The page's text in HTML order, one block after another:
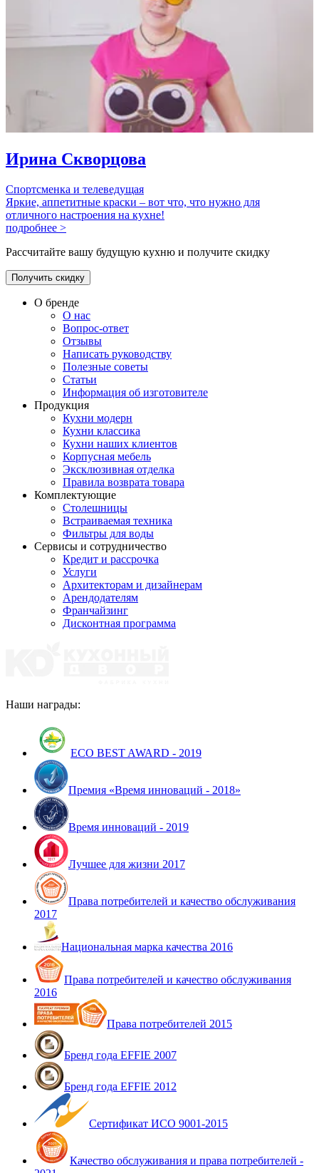
Ирина Скворцова
Спортсменка и телеведущая
Яркие, аппетитные краски – вот что, что нужно для
отличного настроения на кухне!
подробнее >
Рассчитайте вашу будущую кухню и получите скидку
Получить скидку
О бренде
О нас
Вопрос-ответ
Отзывы
Написать руководству
Полезные советы
Статьи
Информация об изготовителе
Продукция
Кухни модерн
Кухни классика
Кухни наших клиентов
Корпусная мебель
Эксклюзивная отделка
Правила возврата товара
Комплектующие
Столешницы
Встраиваемая техника
Фильтры для воды
Сервисы и сотрудничество
Кредит и рассрочка
Услуги
Архитекторам и дизайнерам
Арендодателям
Франчайзинг
Дисконтная программа
Наши награды:
ECO BEST AWARD - 2019
Премия «Время инноваций - 2018»
Время инноваций - 2019
Лучшее для жизни 2017
Права потребителей и качество обслуживания
2017
Национальная марка качества 2016
Права потребителей и качество обслуживания
2016
Права потребителей 2015
Бренд года EFFIE 2007
Бренд года EFFIE 2012
Сертификат ИСО 9001-2015
Качество обслуживания и права потребителей -